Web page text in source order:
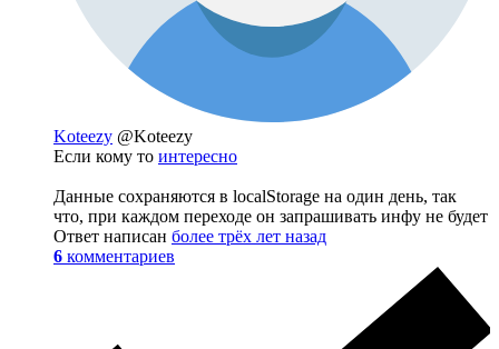
Koteezy @Koteezy
Если кому то интересно
Данные сохраняются в localStorage на один день, так
что, при каждом переходе он запрашивать инфу не будет
Ответ написан более трёх лет назад
6 комментариев